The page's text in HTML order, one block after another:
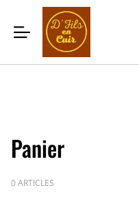
Panier
0 ARTICLES